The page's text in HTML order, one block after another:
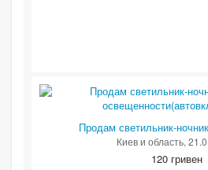
Продам светильник-
Киев и область,
120 гривен